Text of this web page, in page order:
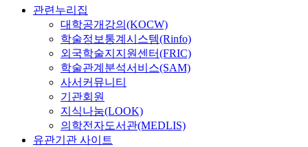
관련누리집
대학공개강의(KOCW)
학술정보통계시스템(Rinfo)
외국학술지지원센터(FRIC)
학술관계분석서비스(SAM)
사서커뮤니티
기관회원
지식나눔(LOOK)
의학전자도서관(MEDLIS)
유관기관 사이트